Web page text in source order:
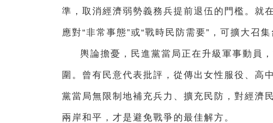
準，取消經濟弱勢義務兵提前退伍的門檻。就
應對“非常事態”或“戰時民防需要”，可擴大召集
輿論擔憂，民進黨當局正在升級軍事動員
圍。曾有民意代表批評，從傳出女性服役、高
黨當局無限制地補充兵力、擴充民防，對經濟
兩岸和平，才是避免戰爭的最佳解方。